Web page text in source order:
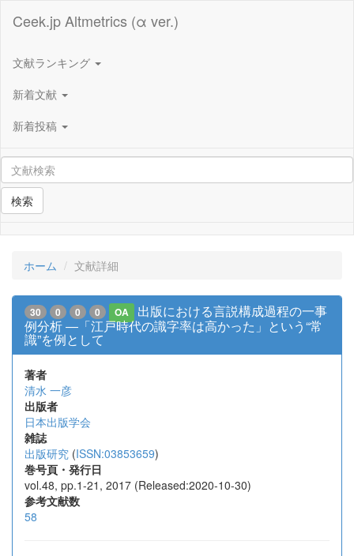
Ceek.jp Altmetrics (α ver.)
文献ランキング
新着文献
新着投稿
検索
ホーム 文献詳細
30 0 0 0 OA
出版における言説構成過程の一事
例分析 ―「江戸時代の識字率は高かった」という“常
識”を例として
著者
清水 一彦
出版者
日本出版学会
雑誌
出版研究 (ISSN:03853659)
巻号頁・発行日
vol.48, pp.1-21, 2017 (Released:2020-10-30)
参考文献数
58